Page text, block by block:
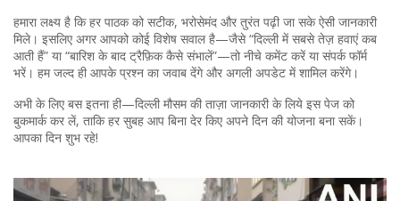
हमारा लक्ष्य है कि हर पाठक को सटीक, भरोसेमंद और तुरंत पढ़ी जा सके ऐसी जानकारी
मिले। इसलिए अगर आपको कोई विशेष सवाल है—जैसे “दिल्ली में सबसे तेज़ हवाएं कब
आती हैं” या “बारिश के बाद ट्रैफ़िक कैसे संभालें”—तो नीचे कमेंट करें या संपर्क फॉर्म
भरें। हम जल्द ही आपके प्रश्न का जवाब देंगे और अगली अपडेट में शामिल करेंगे।
अभी के लिए बस इतना ही—दिल्ली मौसम की ताज़ा जानकारी के लिये इस पेज को
बुकमार्क कर लें, ताकि हर सुबह आप बिना देर किए अपने दिन की योजना बना सकें।
आपका दिन शुभ रहे!